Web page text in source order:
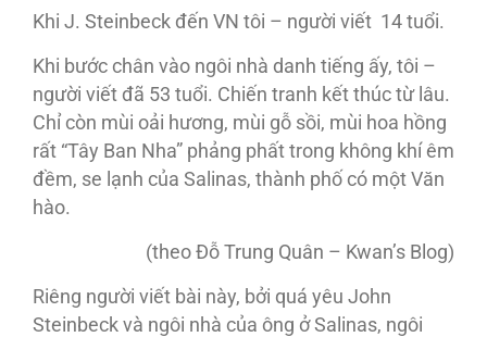
Khi J. Steinbeck đến VN tôi – người viết 14 tuổi.
Khi bước chân vào ngôi nhà danh tiếng ấy, tôi –
người viết đã 53 tuổi. Chiến tranh kết thúc từ lâu.
Chỉ còn mùi oải hương, mùi gỗ sồi, mùi hoa hồng
rất “Tây Ban Nha” phảng phất trong không khí êm
đềm, se lạnh của Salinas, thành phố có một Văn
hào.
(theo Đỗ Trung Quân – Kwan’s Blog)
Riêng người viết bài này, bởi quá yêu John
Steinbeck và ngôi nhà của ông ở Salinas, ngôi